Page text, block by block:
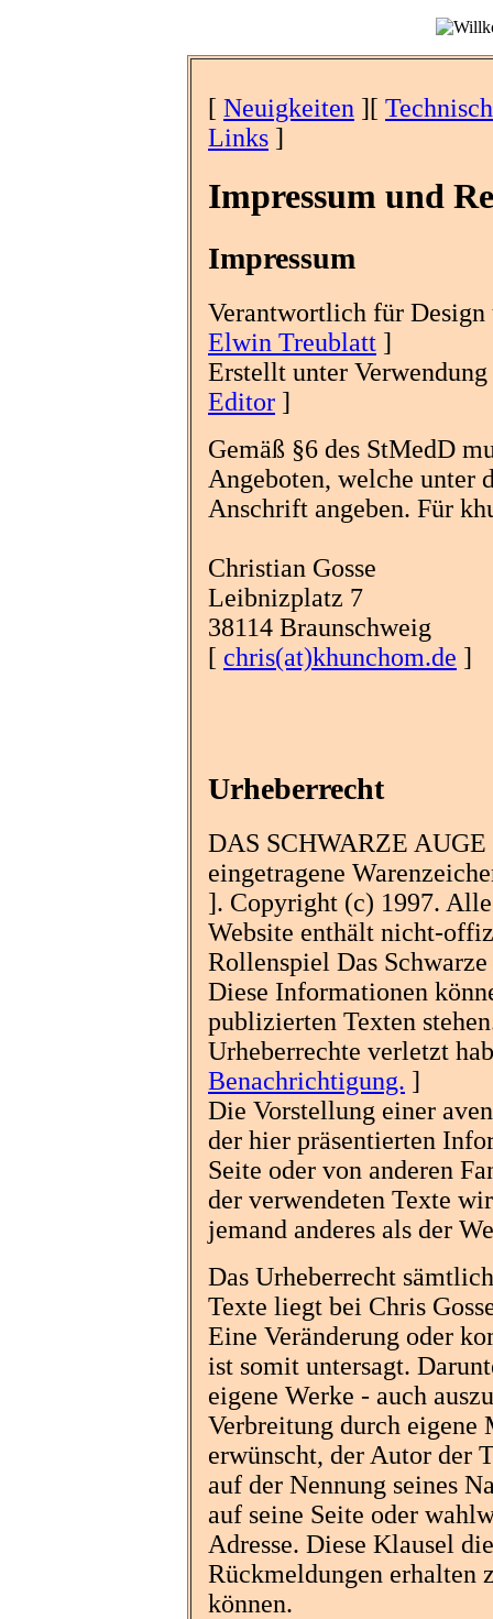
[ Neuigkeiten ][
Links ]
Impressum und
Impressum
Verantwortlich für
Elwin Treublatt ]
Erstellt unter
Editor ]
Gemäß §6 des StMedD
Angeboten, welche unter
Anschrift angeben. Für
Christian Gosse
Leibnizplatz 7
38114 Braunschweig
[ chris(at)khunchom.de ]
Urheberrecht
DAS SCHWARZE
eingetragene
]. Copyright (c) 1997.
Website enthält nicht-
Rollenspiel Das
Diese Informationen
publizierten Texten
Urheberrechte verletzt
Benachrichtigung. ]
Die Vorstellung einer
der hier präsentierten
Seite oder von anderen
der verwendeten Texte
jemand anderes als der
Das Urheberrecht
Texte liegt bei Chris
Eine Veränderung oder
ist somit untersagt.
eigene Werke - auch
Verbreitung durch eigene
erwünscht, der Autor der
auf der Nennung seines
auf seine Seite oder
Adresse. Diese Klausel
Rückmeldungen erhalten
können.